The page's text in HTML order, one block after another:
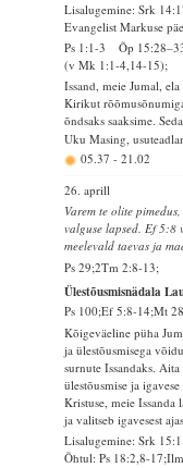
Lisalugemine: Srk
Evangelist Markuse
Ps 1:1-3 Õp
(v Mk 1:1-4,14-15);
Issand, meie Jumal,
Kirikut
õndsaks saaksime.
Uku Masing,
05.37 - 21.02
26. aprill
Varem te olite
valguse lapsed. Ef 5:8
meelevald taevas ja
Ps 29;2Tm 2:8-13;
Ülestõusmisnädala
Ps 100;Ef 5:8-14;Mt
Kõigeväeline püha
ja ülestõusmisega
surnute Issandaks. Aita
ülestõusmise ja
Kristuse, meie Issanda
ja valitseb igavesest
Lisalugemine: Srk
Õhtul: Ps 18:2,8-